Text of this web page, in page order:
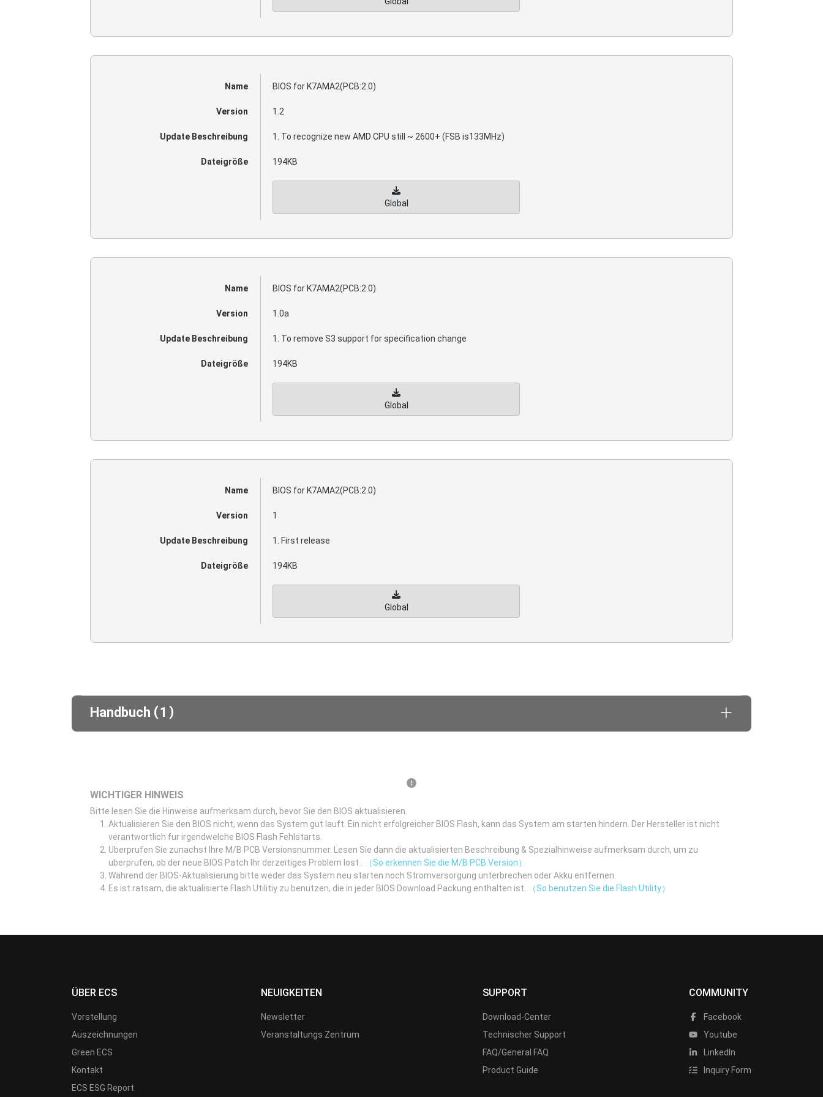
Name BIOS for K7AMA2(PCB:2.0)
Version 1.2
Update Beschreibung 1. To recognize new AMD CPU still ~ 2600+ (FSB is133MHz)
Dateigröße 194KB
Global
Name BIOS for K7AMA2(PCB:2.0)
Version 1.0a
Update Beschreibung 1. To remove S3 support for specification change
Dateigröße 194KB
Global
Name BIOS for K7AMA2(PCB:2.0)
Version 1
Update Beschreibung 1. First release
Dateigröße 194KB
Global
Handbuch (1 )
WICHTIGER HINWEIS
Bitte lesen Sie die Hinweise aufmerksam durch, bevor Sie den BIOS aktualisieren.
Aktualisieren Sie den BIOS nicht, wenn das System gut lauft. Ein nicht erfolgreicher BIOS Flash, kann das System am starten hindern. Der Hersteller ist nicht
verantwortlich fur irgendwelche BIOS Flash Fehlstarts.
Uberprufen Sie zunachst Ihre M/B PCB Versionsnummer. Lesen Sie dann die aktualisierten Beschreibung & Spezialhinweise aufmerksam durch, um zu
uberprufen, ob der neue BIOS Patch Ihr derzeitiges Problem lost .
（So erkennen Sie die M/B PCB Version）
Während der BIOS-Aktualisierung bitte weder das System neu starten noch Stromversorgung unterbrechen oder Akku entfernen.
Es ist ratsam, die aktualisierte Flash Utilitiy zu benutzen, die in jeder BIOS Download Packung enthalten ist.
（So benutzen Sie die Flash Utility）
ÜBER ECS
Vorstellung
Auszeichnungen
Green ECS
Kontakt
ECS ESG Report
NEUIGKEITEN
Newsletter
Veranstaltungs Zentrum
SUPPORT
Download-Center
Technischer Support
FAQ/General FAQ
Product Guide
COMMUNITY
Facebook
Youtube
LinkedIn
Inquiry Form